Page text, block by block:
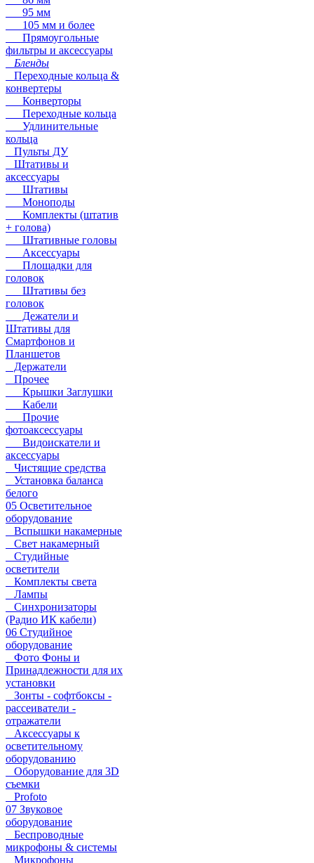
95 мм
105 мм и более
Прямоугольные
фильтры и аксессуары
Бленды
Переходные кольца &
конвертеры
Конверторы
Переходные кольца
Удлинительные
кольца
Пульты ДУ
Штативы и
аксессуары
Штативы
Моноподы
Комплекты (штатив
+ голова)
Штативные головы
Аксессуары
Площадки для
головок
Штативы без
головок
Дежатели и
Штативы для
Смартфонов и
Планшетов
Держатели
Прочее
Крышки Заглушки
Кабели
Прочие
фотоаксессуары
Видоискатели и
аксессуары
Чистящие средства
Установка баланса
белого
05 Осветительное
оборудование
Вспышки накамерные
Свет накамерный
Студийные
осветители
Комплекты света
Лампы
Синхронизаторы
(Радио ИК кабели)
06 Студийное
оборудование
Фото Фоны и
Принадлежности для их
установки
Зонты - софтбоксы -
рассеиватели -
отражатели
Аксессуары к
осветительному
оборудованию
Оборудование для 3D
съемки
Profoto
07 Звуковое
оборудование
Беспроводные
микрофоны & системы
Микрофоны